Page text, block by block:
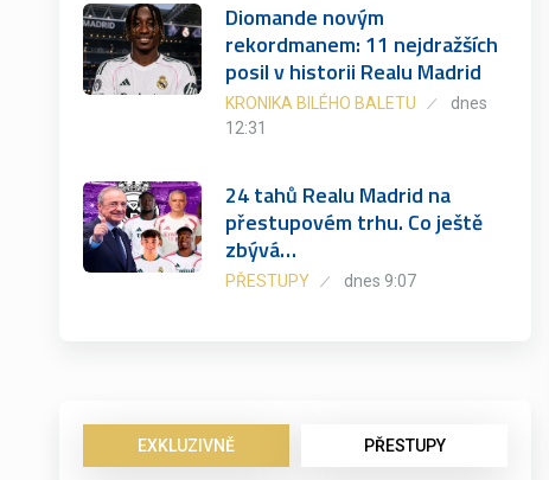
Diomande novým
rekordmanem: 11 nejdražších
posil v historii Realu Madrid
KRONIKA BILÉHO BALETU
dnes
12:31
24 tahů Realu Madrid na
přestupovém trhu. Co ještě
zbývá…
PŘESTUPY dnes 9:07
EXKLUZIVNĚ PŘESTUPY